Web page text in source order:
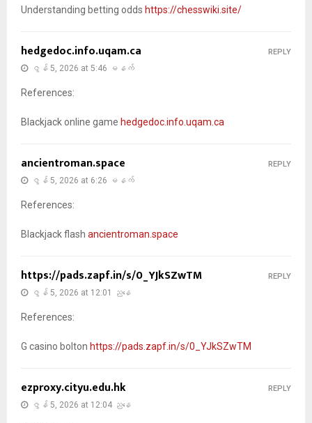
Understanding betting odds https://chesswiki.site/
hedgedoc.info.uqam.ca
ဇွန် 5, 2026 at 5:46 မနက်
References:
Blackjack online game hedgedoc.info.uqam.ca
REPLY
ancientroman.space
ဇွန် 5, 2026 at 6:26 မနက်
References:
Blackjack flash ancientroman.space
REPLY
https://pads.zapf.in/s/0_YJkSZwTM
ဇွန် 5, 2026 at 12:01 ညနေ
References:
G casino bolton https://pads.zapf.in/s/0_YJkSZwTM
REPLY
ezproxy.cityu.edu.hk
ဇွန် 5, 2026 at 12:04 ညနေ
REPLY